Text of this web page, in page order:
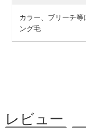
カラー、ブリーチ
ング毛
レビュー